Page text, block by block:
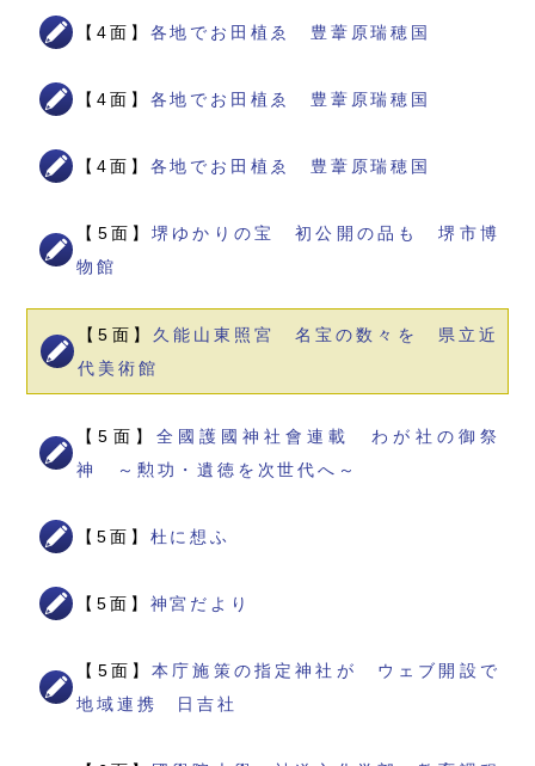
【4面】 各地でお田植ゑ 豊葦原瑞穂国
【4面】 各地でお田植ゑ 豊葦原瑞穂国
【4面】 各地でお田植ゑ 豊葦原瑞穂国
【5面】堺ゆかりの宝 初公開の品も 堺市博
物館
【5面】 久能山東照宮 名宝の数々を 県立近
代美術館
【5面】 全國護國神社會連載 わが社の御祭
神 ～勲功・遺徳を次世代へ～
【5面】 杜に想ふ
【5面】 神宮だより
【5面】本庁施策の指定神社が ウェブ開設で
地域連携 日吉社